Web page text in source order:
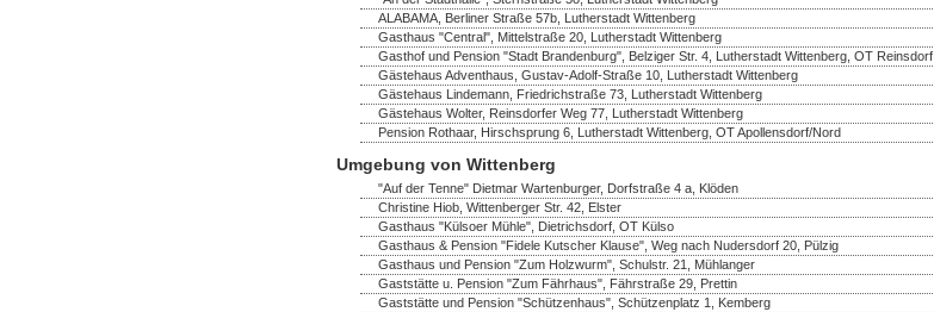
ALABAMA, Berliner Straße 57b, Lutherstadt Wittenberg
Gasthaus "Central", Mittelstraße 20, Lutherstadt Wittenberg
Gasthof und Pension "Stadt Brandenburg", Belziger Str. 4, Lutherstadt Wittenberg, OT Reinsdorf
Gästehaus Adventhaus, Gustav-Adolf-Straße 10, Lutherstadt Wittenberg
Gästehaus Lindemann, Friedrichstraße 73, Lutherstadt Wittenberg
Gästehaus Wolter, Reinsdorfer Weg 77, Lutherstadt Wittenberg
Pension Rothaar, Hirschsprung 6, Lutherstadt Wittenberg, OT Apollensdorf/Nord
Umgebung von Wittenberg
"Auf der Tenne" Dietmar Wartenburger, Dorfstraße 4 a, Klöden
Christine Hiob, Wittenberger Str. 42, Elster
Gasthaus "Külsoer Mühle", Dietrichsdorf, OT Külso
Gasthaus & Pension "Fidele Kutscher Klause", Weg nach Nudersdorf 20, Pülzig
Gasthaus und Pension "Zum Holzwurm", Schulstr. 21, Mühlanger
Gaststätte u. Pension "Zum Fährhaus", Fährstraße 29, Prettin
Gaststätte und Pension "Schützenhaus", Schützenplatz 1, Kemberg